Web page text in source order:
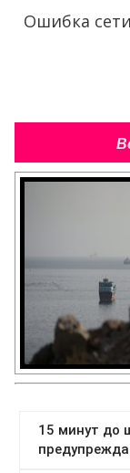
Ошибка